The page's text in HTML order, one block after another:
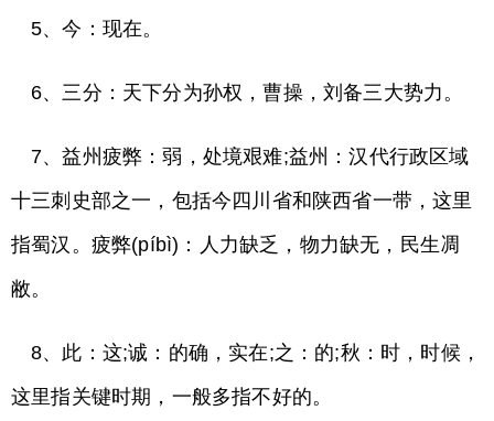
5、今：现在。
6、三分：天下分为孙权，曹操，刘备三大势力。
7、益州疲弊：弱，处境艰难;益州：汉代行政区域
十三刺史部之一，包括今四川省和陕西省一带，这里
指蜀汉。疲弊(píbì)：人力缺乏，物力缺无，民生凋
敝。
8、此：这;诚：的确，实在;之：的;秋：时，时候，
这里指关键时期，一般多指不好的。